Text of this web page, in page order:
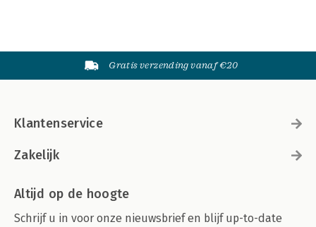
Gratis verzending vanaf €20
Klantenservice
Zakelijk
Altijd op de hoogte
Schrijf u in voor onze nieuwsbrief en blijf up-to-date